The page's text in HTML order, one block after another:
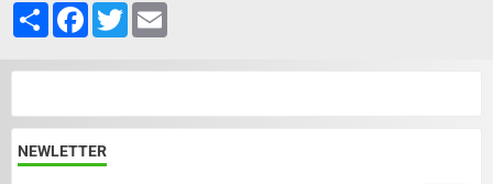
PartagerFacebook
Twitter
NEWLETTER